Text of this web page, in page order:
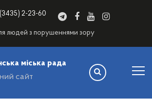
2-23-60
людей з порушеннями зору
міська рада
сайт